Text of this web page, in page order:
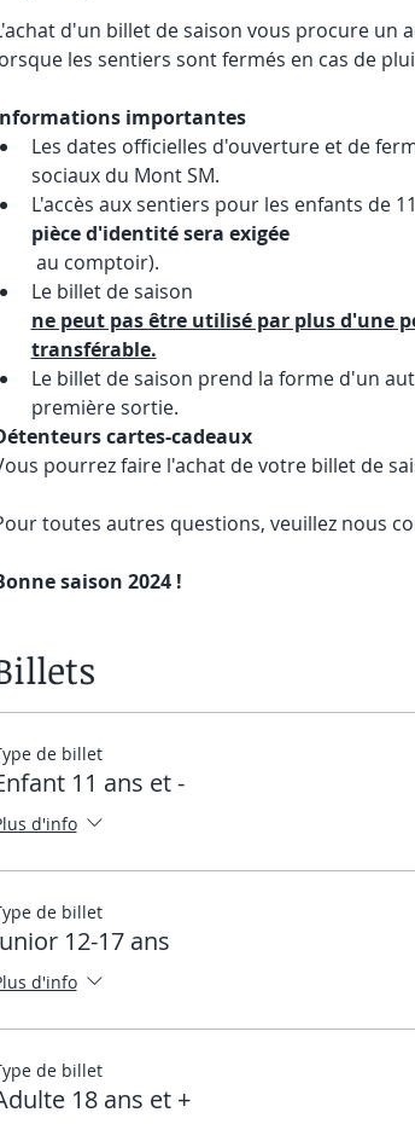
d'un billet de saison vous procure un
les sentiers sont fermés en cas de
importantes
Les dates officielles d'ouverture et de
sociaux du Mont SM.
L'accès aux sentiers pour les enfants de
pièce d'identité sera exigée
au comptoir).
Le billet de saison
ne peut pas être utilisé par plus d'une
transférable.
Le billet de saison prend la forme d'un
première sortie.
cartes-cadeaux
pourrez faire l'achat de votre billet de
toutes autres questions, veuillez nous
saison 2024 !
de billet
11 ans et -
d'info
de billet
12-17 ans
d'info
de billet
18 ans et +